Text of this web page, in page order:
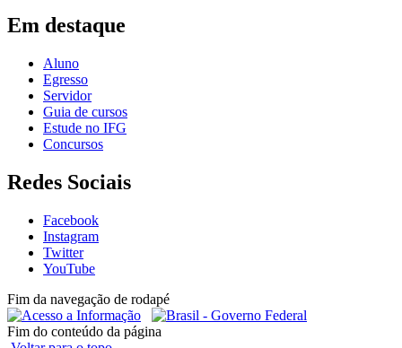
Em destaque
Aluno
Egresso
Servidor
Guia de cursos
Estude no IFG
Concursos
Redes Sociais
Facebook
Instagram
Twitter
YouTube
Fim da navegação de rodapé
Fim do conteúdo da página